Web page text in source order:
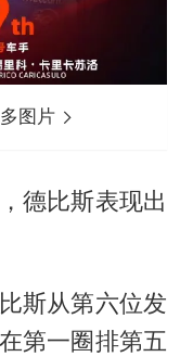
图片
德比斯表现出
斯从第六位发
第一圈排第五